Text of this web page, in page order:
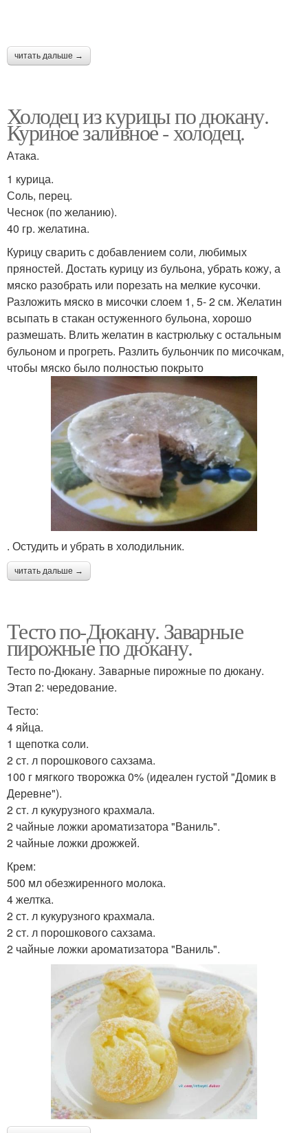
читать дальше →
Холодец из курицы по дюкану.
Куриное заливное - холодец.
Атака.
1 курица.
Соль, перец.
Чеснок (по желанию).
40 гр. желатина.
Курицу сварить с добавлением соли, любимых
пряностей. Достать курицу из бульона, убрать кожу, а
мяско разобрать или порезать на мелкие кусочки.
Разложить мяско в мисочки слоем 1, 5- 2 см. Желатин
всыпать в стакан остуженного бульона, хорошо
размешать. Влить желатин в кастрюльку с остальным
бульоном и прогреть. Разлить бульончик по мисочкам,
чтобы мяско было полностью покрыто
. Остудить и убрать в холодильник.
читать дальше →
Тесто по-Дюкану. Заварные
пирожные по дюкану.
Тесто по-Дюкану. Заварные пирожные по дюкану.
Этап 2: чередование.
Тесто:
4 яйца.
1 щепотка соли.
2 ст. л порошкового сахзама.
100 г мягкого творожка 0% (идеален густой "Домик в
Деревне").
2 ст. л кукурузного крахмала.
2 чайные ложки ароматизатора "Ваниль".
2 чайные ложки дрожжей.
Крем:
500 мл обезжиренного молока.
4 желтка.
2 ст. л кукурузного крахмала.
2 ст. л порошкового сахзама.
2 чайные ложки ароматизатора "Ваниль".